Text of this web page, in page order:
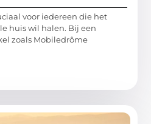
voor iedereen die het
huis wil halen. Bij een
zoals Mobiledrôme